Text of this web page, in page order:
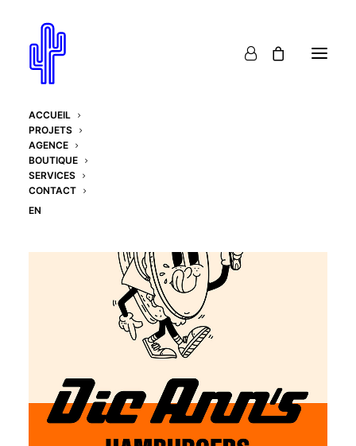
ACCUEIL
PROJETS
AGENCE
BOUTIQUE
SERVICES
CONTACT
EN